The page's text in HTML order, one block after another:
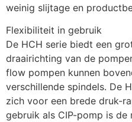
weinig slijtage en
Flexibiliteit in gebruik
De HCH serie biedt een
draairichting van de
flow pompen kunnen
verschillende spindels. De
zich voor een brede druk-
gebruik als CIP-pomp is